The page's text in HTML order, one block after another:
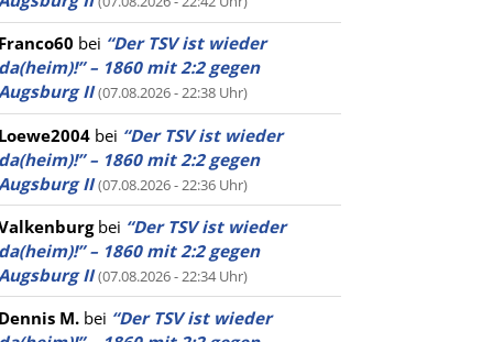
bei “Der TSV ist wieder
– 1860 mit 2:2 gegen
II (07.08.2026 - 22:38 Uhr)
bei “Der TSV ist wieder
– 1860 mit 2:2 gegen
II (07.08.2026 - 22:36 Uhr)
bei “Der TSV ist wieder
– 1860 mit 2:2 gegen
II (07.08.2026 - 22:34 Uhr)
M. bei “Der TSV ist wieder